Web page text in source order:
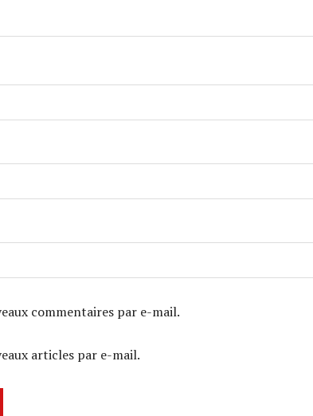
commentaires par e-mail.
articles par e-mail.